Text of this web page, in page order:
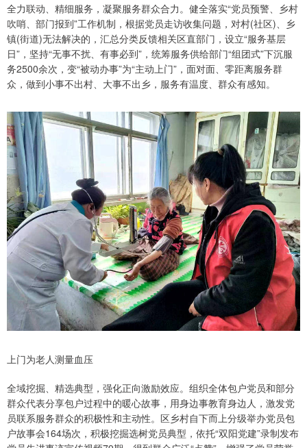
全力联动、精细服务，凝聚服务群众合力。健全落实“党员预警、乡村
吹哨、部门报到”工作机制，根据党员走访收集问题，对村(社区)、乡
镇(街道)无法解决的，汇总分类反馈相关区直部门，设立“服务基层
日”，坚持“无事不扰、有事必到”，统筹服务供给部门“组团式”下沉服
务2500余次，变“被动办事”为“主动上门”，面对面、零距离服务群
众，做到小事不出村、大事不出乡，服务有温度、群众有感知。
上门为老人测量血压
全域挖掘、精选典型，强化正向激励效应。组织全体包户党员和部分
群众代表分享包户过程中的暖心故事，用身边事教育身边人，激发党
员联系服务群众的积极性和主动性。区乡村自下而上分级举办党员包
户故事会164场次，积极挖掘选树党员典型，依托“双阳党建”录制发布